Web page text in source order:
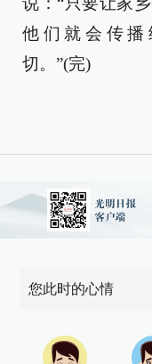
他们就会传
切。”(完)
您此时的心情